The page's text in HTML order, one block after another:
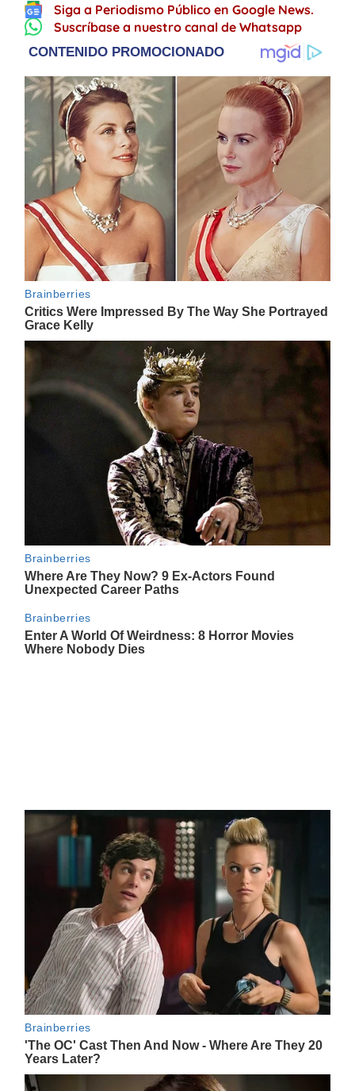
Siga a Periodismo Público en Google News.
Suscríbase a nuestro canal de Whatsapp